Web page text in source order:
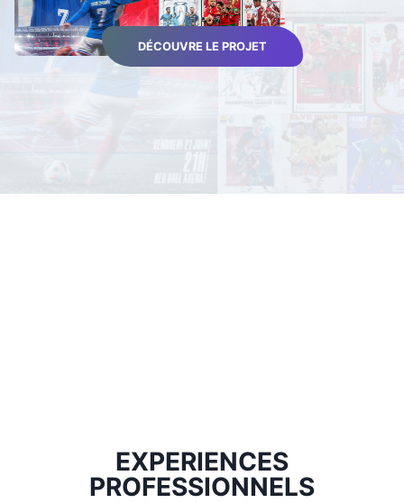
DÉCOUVRE LE PROJET
EXPERIENCES
PROFESSIONNELS